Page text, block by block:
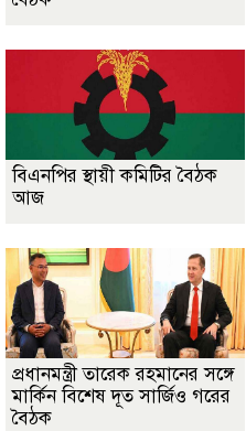
বিএনপির স্থায়ী কমিটির বৈঠক
আজ
প্রধানমন্ত্রী তারেক রহমানের সঙ্গে
মার্কিন বিশেষ দূত সার্জিও গরের
বৈঠক